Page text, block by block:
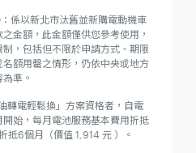
係以新北市汰舊並新購電動機車
金額，此金額僅供您參考使用，
，包括但不限於申請方式、期限
額用罄之情形，仍依中央或地方
準。
轉電輕鬆換」方案資格者，自電
始，每月電池服務基本費用折抵
抵6個月（價值 1,914 元 ）。